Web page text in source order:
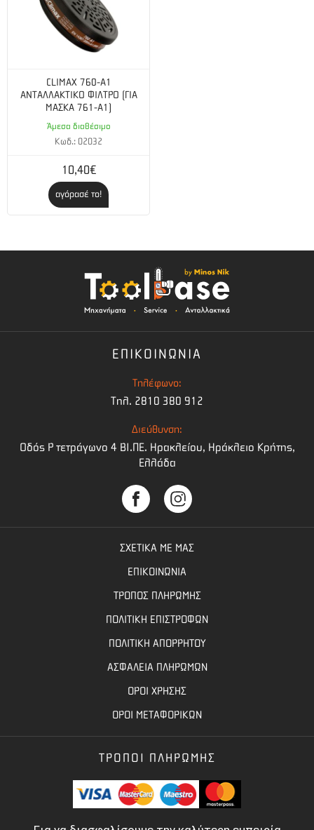
CLIMAX 760-A1
ΑΝΤΑΛΛΑΚΤΙΚΟ ΦΙΛΤΡΟ (ΓΙΑ
ΜΑΣΚΑ 761-Α1)
Άμεσα διαθέσιμο
Κωδ.: 02032
10,40€
αγόρασέ το!
ΕΠΙΚΟΙΝΩΝΙΑ
Τηλέφωνο:
Τηλ. 2810 380 912
Διεύθυνση:
Οδός Ρ τετράγωνο 4 BI.ΠΕ. Ηρακλείου, Ηράκλειο Κρήτης,
Ελλάδα
ΣΧΕΤΙΚΑ ΜΕ ΜΑΣ
ΕΠΙΚΟΙΝΩΝΙΑ
ΤΡΟΠΟΣ ΠΛΗΡΩΜΗΣ
ΠΟΛΙΤΙΚΗ ΕΠΙΣΤΡΟΦΩΝ
ΠΟΛΙΤΙΚΗ ΑΠΟΡΡΗΤΟΥ
ΑΣΦΑΛΕΙΑ ΠΛΗΡΩΜΩΝ
ΟΡΟΙ ΧΡΗΣΗΣ
ΟΡΟΙ ΜΕΤΑΦΟΡΙΚΩΝ
ΤΡΟΠΟΙ ΠΛΗΡΩΜΗΣ